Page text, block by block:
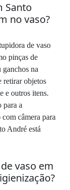
Santo
no vaso?
de vaso
pinças de
na
retirar objetos
e outros itens.
para a
câmera para
André está
vaso em